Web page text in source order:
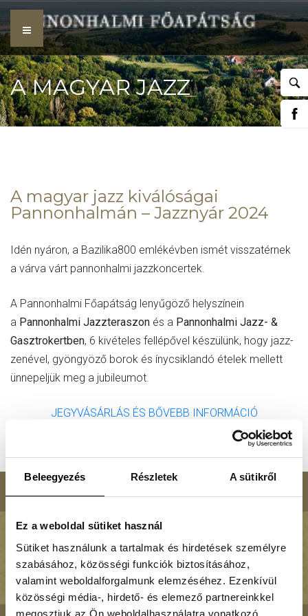
Beleegyezés Részletek A sütikről
Ez a weboldal sütiket használ
Sütiket használunk a tartalmak és hirdetések személyre
szabásához, közösségi funkciók biztosításához,
valamint weboldalforgalmunk elemzéséhez. Ezenkívül
közösségi média-, hirdető- és elemező partnereinkkel
megosztjuk az Ön weboldalhasználatra vonatkozó
Skip
to
content
A MAGYAR JAZZ
PANNONHALMÁN –
JAZZNYÁR 2024
A magyar jazz kiválóságai
Pannonhalmán – Jazznyár 2024
Idén nyáron, a Bazilika800 emlékévben ismét visszatérnek
a várva várt pannonhalmi jazzkoncertek.
A Pannonhalmi Főapátság lenyűgöző helyszínein
a Pannonhalmi Jazzteraszon és a Pannonhalmi Jazz- &
Gasztrokertben, 6 kivételes fellépővel készülünk, hogy jazz-
zenével, gyöngyöző borok és ínycsiklandó ételek mellett
ünnepeljük meg a jubileumot.
JEGYVÁSÁRLÁS ÉS BŐVEBB INFORMÁCIÓ
PANNONHALMA ÉLMÉNY – Legyen a részese!
www.facebook.com/pannonhalmaelmeny